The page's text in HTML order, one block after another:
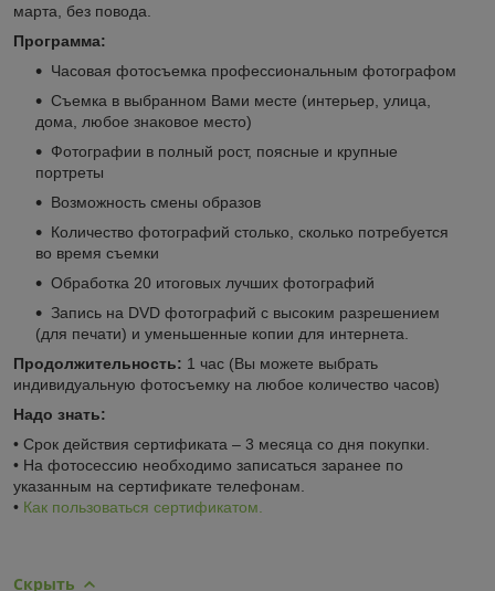
марта, без повода.
Программа:
Часовая фотосъемка профессиональным фотографом
Съемка в выбранном Вами месте (интерьер, улица,
дома, любое знаковое место)
Фотографии в полный рост, поясные и крупные
портреты
Возможность смены образов
Количество фотографий столько, сколько потребуется
во время съемки
Обработка 20 итоговых лучших фотографий
Запись на DVD фотографий с высоким разрешением
(для печати) и уменьшенные копии для интернета.
Продолжительность: 1 час (Вы можете выбрать
индивидуальную фотосъемку на любое количество часов)
Надо знать:
• Срок действия сертификата – 3 месяца со дня покупки.
• На фотосессию необходимо записаться заранее по
указанным на сертификате телефонам.
• Как пользоваться сертификатом.
Скрыть